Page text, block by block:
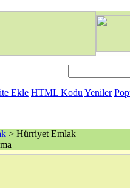
Ekle HTML Kodu Yeniler
> Hürriyet Emlak